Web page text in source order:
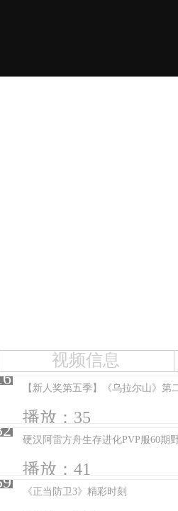
视频信息
播放：35
硬汉阿雷方舟生存进化PVP服60期
播放：41
《正当防卫3》精彩时刻